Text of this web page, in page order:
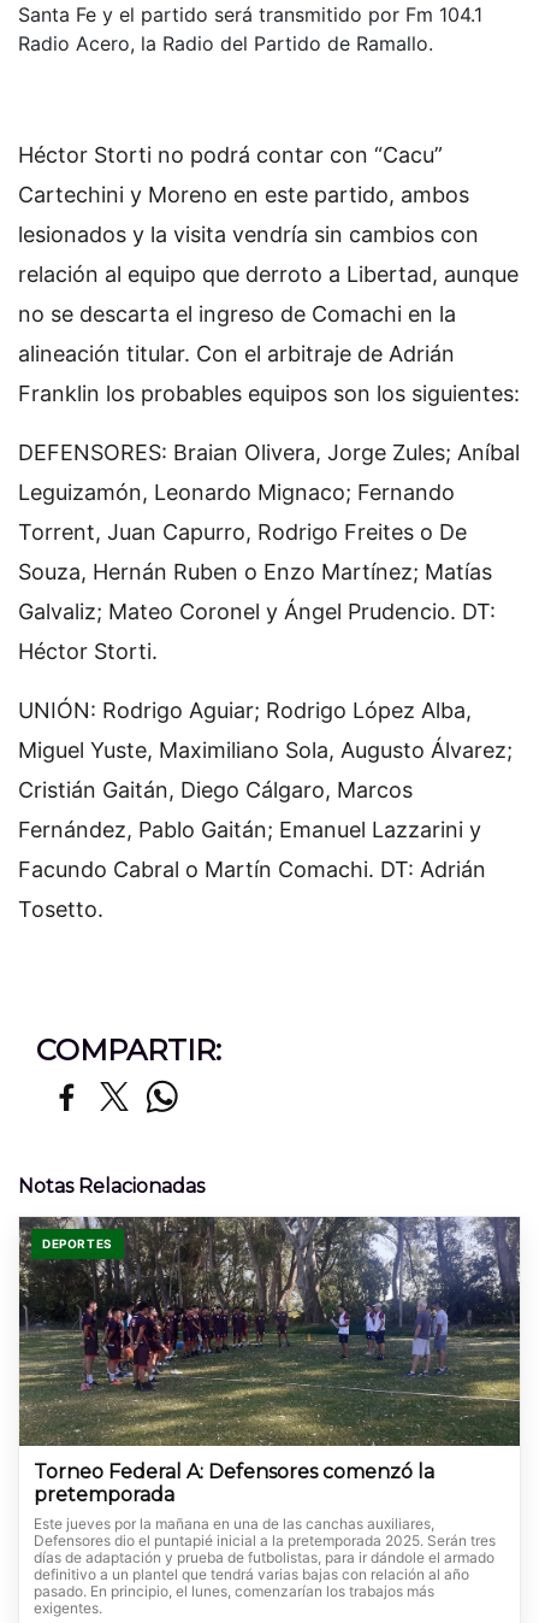
Santa Fe y el partido será transmitido por Fm 104.1
Radio Acero, la Radio del Partido de Ramallo.
Héctor Storti no podrá contar con “Cacu”
Cartechini y Moreno en este partido, ambos
lesionados y la visita vendría sin cambios con
relación al equipo que derroto a Libertad, aunque
no se descarta el ingreso de Comachi en la
alineación titular. Con el arbitraje de Adrián
Franklin los probables equipos son los siguientes:
DEFENSORES: Braian Olivera, Jorge Zules; Aníbal
Leguizamón, Leonardo Mignaco; Fernando
Torrent, Juan Capurro, Rodrigo Freites o De
Souza, Hernán Ruben o Enzo Martínez; Matías
Galvaliz; Mateo Coronel y Ángel Prudencio. DT:
Héctor Storti.
UNIÓN: Rodrigo Aguiar; Rodrigo López Alba,
Miguel Yuste, Maximiliano Sola, Augusto Álvarez;
Cristián Gaitán, Diego Cálgaro, Marcos
Fernández, Pablo Gaitán; Emanuel Lazzarini y
Facundo Cabral o Martín Comachi. DT: Adrián
Tosetto.
COMPARTIR:
Notas Relacionadas
DEPORTES
Torneo Federal A: Defensores comenzó la
pretemporada
Este jueves por la mañana en una de las canchas auxiliares,
Defensores dio el puntapié inicial a la pretemporada 2025. Serán tres
días de adaptación y prueba de futbolistas, para ir dándole el armado
definitivo a un plantel que tendrá varias bajas con relación al año
pasado. En principio, el lunes, comenzarían los trabajos más
exigentes.